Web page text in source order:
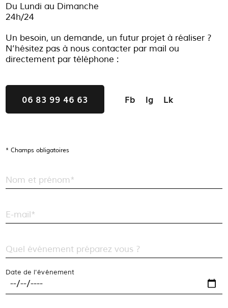
* Champs obligatoires
Nom et prénom*
E-mail*
Quel événement préparez vous ?
Date de l'événement
Du Lundi au Dimanche
24h/24
Un besoin, un demande, un futur projet à réaliser ?
N’hésitez pas à nous contacter par mail ou
directement par téléphone :
06 83 99 46 63 Fb Ig Lk